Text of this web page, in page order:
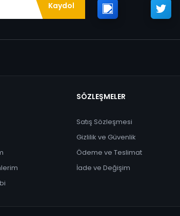
Kaydol
SÖZLEŞMELER
Satış Sözleşmesi
Gizlilik ve Güvenlik
Ödeme ve Teslimat
İade ve Değişim